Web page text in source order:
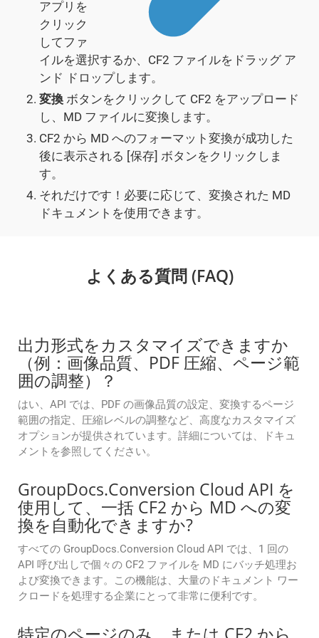
アプリを
クリック
してファ
イルを選択するか、CF2 ファイルをドラッグ ア
ンド ドロップします。
変換 ボタンをクリックして CF2 をアップロード
し、MD ファイルに変換します。
CF2 から MD へのフォーマット変換が成功した
後に表示される [保存] ボタンをクリックしま
す。
それだけです！必要に応じて、変換された MD
ドキュメントを使用できます。
よくある質問 (FAQ)
出力形式をカスタマイズできますか
（例：画像品質、PDF 圧縮、ページ範
囲の調整）？
はい、API では、PDF の画像品質の設定、変換するページ
範囲の指定、圧縮レベルの調整など、高度なカスタマイズ
オプションが提供されています。詳細については、ドキュ
メントを参照してください。
GroupDocs.Conversion Cloud API を
使用して、一括 CF2 から MD への変
換を自動化できますか?
すべての GroupDocs.Conversion Cloud API では、1 回の
API 呼び出しで個々の CF2 ファイルを MD にバッチ処理お
よび変換できます。この機能は、大量のドキュメント ワー
クロードを処理する企業にとって非常に便利です。